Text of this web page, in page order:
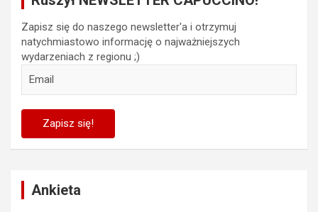
Zapisz się do naszego newsletter'a i otrzymuj
natychmiastowo informację o najważniejszych
wydarzeniach z regionu ;)
Ankieta